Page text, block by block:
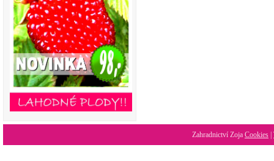
Zahradnictví Zoja Cookies